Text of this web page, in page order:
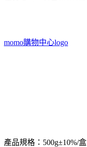
momo購物中心logo
產品規格：500g±10%/盒